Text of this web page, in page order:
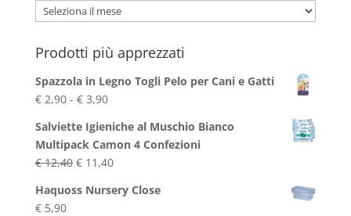
Archivio
Blog
Prodotti più apprezzati
Spazzola in Legno Togli Pelo per Cani e Gatti
€2,90 - €3,90Fascia
prezzo:
da
€ 2,90
a
Salviette Igieniche al Muschio Bianco
Multipack Camon 4 Confezioni
€12,40 Il
originale
€11,40Il
attuale
Haquoss Nursery Close
€5,90